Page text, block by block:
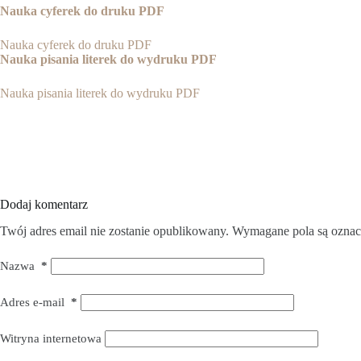
Nauka cyferek do druku PDF
Nauka cyferek do druku PDF
Nauka pisania literek do wydruku PDF
Nauka pisania literek do wydruku PDF
Dodaj komentarz
Twój adres email nie zostanie opublikowany. Wymagane pola są
Nazwa *
Adres e-mail *
Witryna internetowa